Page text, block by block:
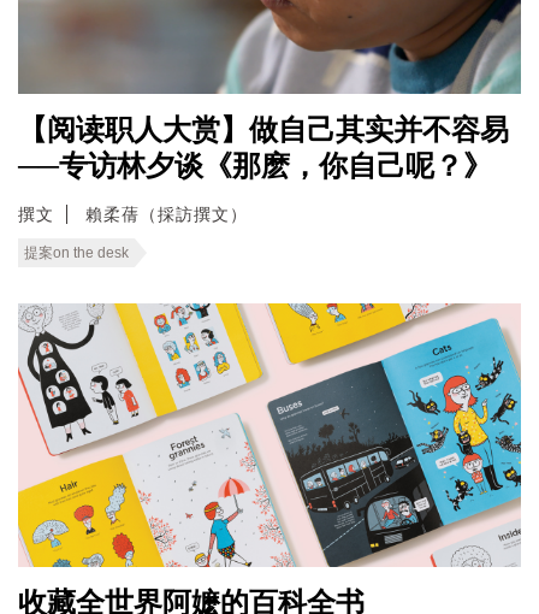
【阅读职人大赏】做自己其实并不容易
──专访林夕谈《那麽，你自己呢？》
撰文 賴柔蒨（採訪撰文）
提案on the desk
收藏全世界阿嬷的百科全书